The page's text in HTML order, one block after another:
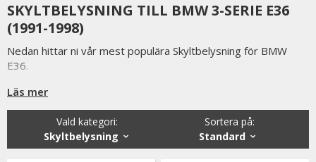
SKYLTBELYSNING TILL BMW 3-SERIE E36
(1991-1998)
Nedan hittar ni vår mest populära Skyltbelysning för BMW
E36.
Är det något ni undrar över eller saknar i vårt sortiment ser vi
Ni når oss på 041332002 (vardagar 9-16) eller per mail
info@mrtuning.se
Läs mer
Sortera på:
Standard
Vald kategori:
Skyltbelysning